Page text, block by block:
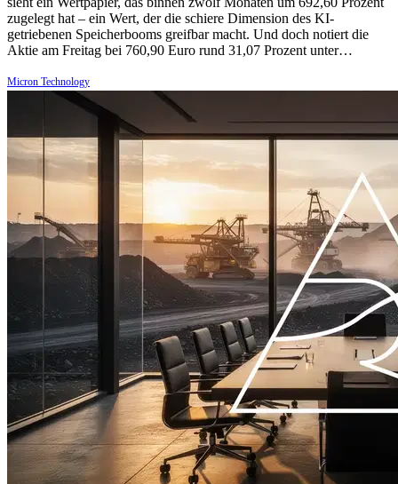
zugelegt hat – ein Wert, der die schiere Dimension des KI-
getriebenen Speicherbooms greifbar macht. Und doch notiert die
Aktie am Freitag bei 760,90 Euro rund 31,07 Prozent unter…
Micron Technology